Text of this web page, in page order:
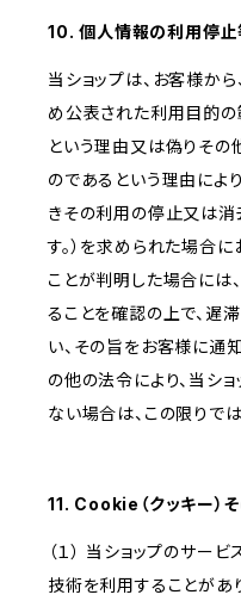
10. 個人情報の利用停止
当ショップは、お客様か
め公表された利用目的
という理由又は偽りその
のであるという理由によ
きその利用の停止又は消
す。）を求められた場合
ことが判明した場合には
ることを確認の上で、遅
い、その旨をお客様に通
の他の法令により、当シ
ない場合は、この限りで
11. Cookie（クッキー）
（１） 当ショップのサー
技術を利用することがあ